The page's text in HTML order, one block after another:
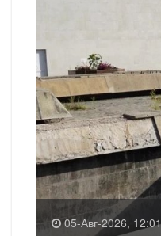
05-Авг-2026, 12:01